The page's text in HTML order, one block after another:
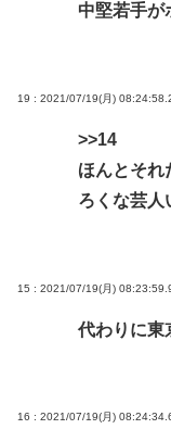
中堅若手が
19 : 2021/07/19(月)
>>14
ほんとそれ
ろくな芸人
15 : 2021/07/19(月)
代わりに東
16 : 2021/07/19(月)